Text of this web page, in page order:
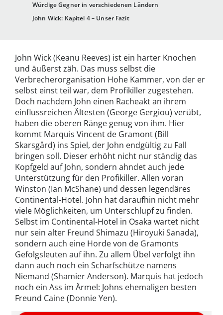
Würdige Gegner in verschiedenen Ländern
John Wick: Kapitel 4 – Unser Fazit
John Wick (Keanu Reeves) ist ein harter Knochen
und äußerst zäh. Das muss selbst die
Verbrecherorganisation Hohe Kammer, von der er
selbst einst teil war, dem Profikiller zugestehen.
Doch nachdem John einen Racheakt an ihrem
einflussreichen Ältesten (George Gergiou) verübt,
haben die oberen Ränge genug von ihm. Hier
kommt Marquis Vincent de Gramont (Bill
Skarsgård) ins Spiel, der John endgültig zu Fall
bringen soll. Dieser erhöht nicht nur ständig das
Kopfgeld auf John, sondern ahndet auch jede
Unterstützung für den Profikiller. Allen voran
Winston (Ian McShane) und dessen legendäres
Continental-Hotel. John hat daraufhin nicht mehr
viele Möglichkeiten, um Unterschlupf zu finden.
Selbst im Continental-Hotel in Osaka wartet nicht
nur sein alter Freund Shimazu (Hiroyuki Sanada),
sondern auch eine Horde von de Gramonts
Gefolgsleuten auf ihn. Zu allem Übel verfolgt ihn
dann auch noch ein Scharfschütze namens
Niemand (Shamier Anderson). Marquis hat jedoch
noch ein Ass im Ärmel: Johns ehemaligen besten
Freund Caine (Donnie Yen).